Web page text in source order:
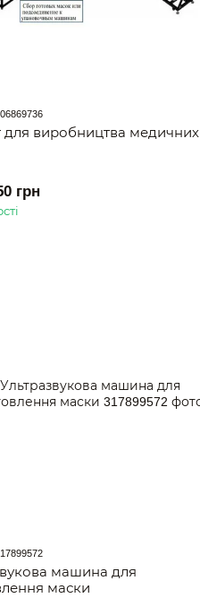
для виробництва медичних
грн
машина для
маски